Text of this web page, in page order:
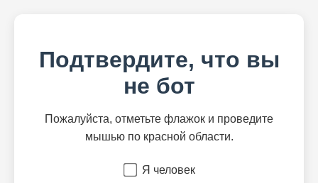
Подтвердите, что вы
не бот
Пожалуйста, отметьте флажок и проведите
мышью по красной области.
Я человек